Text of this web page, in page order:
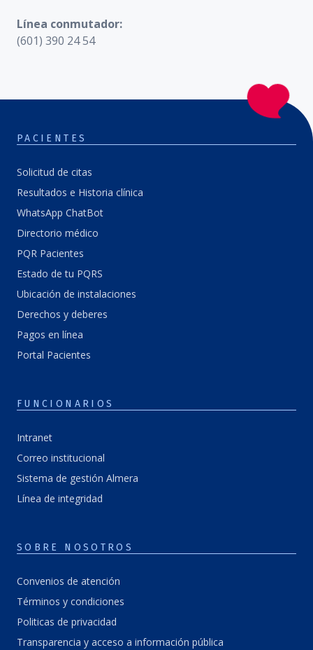
Línea conmutador:
(601) 390 24 54
PACIENTES
Solicitud de citas
Resultados e Historia clínica
WhatsApp ChatBot
Directorio médico
PQR Pacientes
Estado de tu PQRS
Ubicación de instalaciones
Derechos y deberes
Pagos en línea
Portal Pacientes
FUNCIONARIOS
Intranet
Correo institucional
Sistema de gestión Almera
Línea de integridad
SOBRE NOSOTROS
Convenios de atención
Términos y condiciones
Politicas de privacidad
Transparencia y acceso a información pública